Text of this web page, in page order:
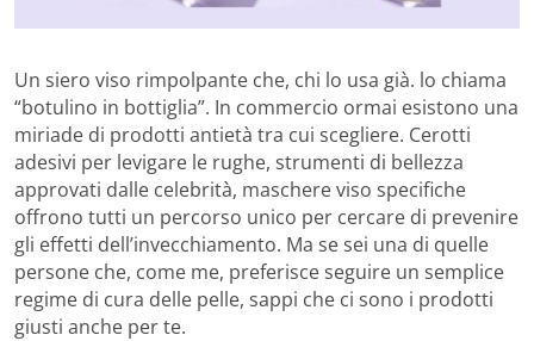
Un siero viso rimpolpante che, chi lo usa già. lo chiama
“botulino in bottiglia”. In commercio ormai esistono una
miriade di prodotti antietà tra cui scegliere. Cerotti
adesivi per levigare le rughe, strumenti di bellezza
approvati dalle celebrità, maschere viso specifiche
offrono tutti un percorso unico per cercare di prevenire
gli effetti dell’invecchiamento. Ma se sei una di quelle
persone che, come me, preferisce seguire un semplice
regime di cura delle pelle, sappi che ci sono i prodotti
giusti anche per te.